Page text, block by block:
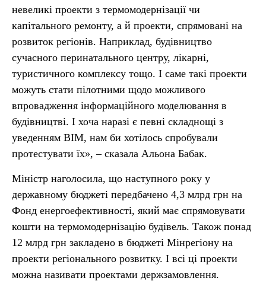
невеликі проекти з термомодернізації чи
капітального ремонту, а й проекти, спрямовані на
розвиток регіонів. Наприклад, будівництво
сучасного перинатального центру, лікарні,
туристичного комплексу тощо. І саме такі проекти
можуть стати пілотними щодо можливого
впровадження інформаційного моделювання в
будівництві. І хоча наразі є певні складнощі з
уведенням ВІМ, нам би хотілось спробували
протестувати їх», – сказала Альона Бабак.
Міністр наголосила, що наступного року у
державному бюджеті передбачено 4,3 млрд грн на
Фонд енергоефективності, який має спрямовувати
кошти на термомодернізацію будівель. Також понад
12 млрд грн закладено в бюджеті Мінрегіону на
проекти регіонального розвитку. І всі ці проекти
можна називати проектами держзамовлення.